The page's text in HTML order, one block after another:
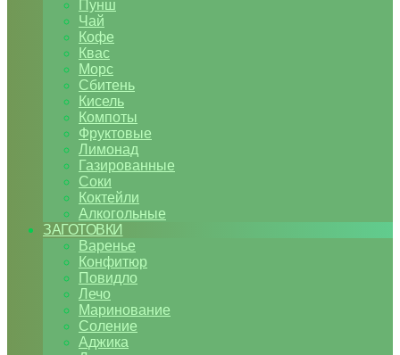
Пунш
Чай
Кофе
Квас
Морс
Сбитень
Кисель
Компоты
Фруктовые
Лимонад
Газированные
Соки
Коктейли
Алкогольные
ЗАГОТОВКИ
Варенье
Конфитюр
Повидло
Лечо
Маринование
Соление
Аджика